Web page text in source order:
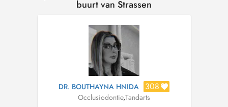
buurt van Strassen
DR. BOUTHAYNA HNIDA 308
Occlusiodontie,Tandarts